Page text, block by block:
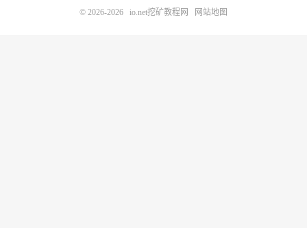
© 2026-2026 io.net挖矿教程网 网站地图